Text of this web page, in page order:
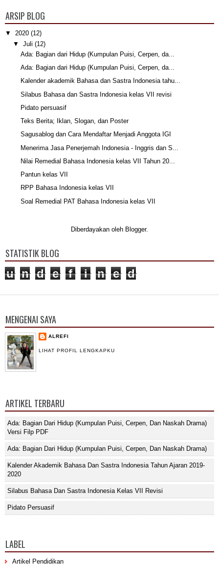
ARSIP BLOG
▼ 2020 (12)
▼ Juli (12)
Ada: Bagian dari Hidup (Kumpulan Puisi, Cerpen, da...
Ada: Bagian dari Hidup (Kumpulan Puisi, Cerpen, da...
Kalender akademik Bahasa dan Sastra Indonesia tahu...
Silabus Bahasa dan Sastra Indonesia kelas VII revisi
Pidato persuasif
Teks Berita; Iklan, Slogan, dan Poster
Sagusablog dan Cara Mendaftar Menjadi Anggota IGI
Menerima Jasa Penerjemah Indonesia - Inggris dan S...
Nilai Remedial Bahasa Indonesia kelas VII Tahun 20...
Pantun kelas VII
RPP Bahasa Indonesia kelas VII
Soal Remedial PAT Bahasa Indonesia kelas VII
Diberdayakan oleh Blogger.
STATISTIK BLOG
u n d e f i n e d
MENGENAI SAYA
ALREFI
LIHAT PROFIL LENGKAPKU
ARTIKEL TERBARU
Ada: Bagian Dari Hidup (Kumpulan Puisi, Cerpen, Dan Naskah Drama)
Versi Filp PDF
Ada: Bagian Dari Hidup (Kumpulan Puisi, Cerpen, Dan Naskah Drama)
Kalender Akademik Bahasa Dan Sastra Indonesia Tahun Ajaran 2019-
2020
Silabus Bahasa Dan Sastra Indonesia Kelas VII Revisi
Pidato Persuasif
LABEL
Artikel Pendidikan